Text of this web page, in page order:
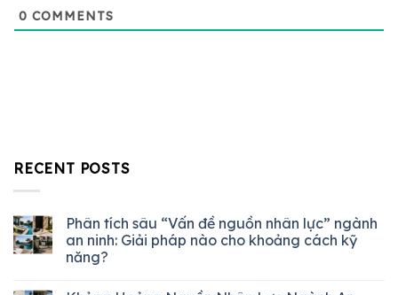
0 COMMENTS
RECENT POSTS
Phân tích sâu “Vấn đề nguồn nhân lực” ngành
an ninh: Giải pháp nào cho khoảng cách kỹ
năng?